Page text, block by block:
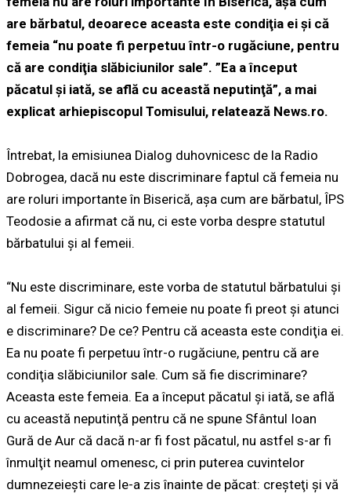
are bărbatul, deoarece aceasta este condiţia ei şi că
femeia “nu poate fi perpetuu într-o rugăciune, pentru
că are condiţia slăbiciunilor sale”. ”Ea a început
păcatul şi iată, se află cu această neputinţă”, a mai
explicat arhiepiscopul Tomisului, relatează News.ro.
Întrebat, la emisiunea Dialog duhovnicesc de la Radio
Dobrogea, dacă nu este discriminare faptul că femeia nu
are roluri importante în Biserică, aşa cum are bărbatul, ÎPS
Teodosie a afirmat că nu, ci este vorba despre statutul
bărbatului şi al femeii.
“Nu este discriminare, este vorba de statutul bărbatului şi
al femeii. Sigur că nicio femeie nu poate fi preot şi atunci
e discriminare? De ce? Pentru că aceasta este condiţia ei.
Ea nu poate fi perpetuu într-o rugăciune, pentru că are
condiţia slăbiciunilor sale. Cum să fie discriminare?
Aceasta este femeia. Ea a început păcatul şi iată, se află
cu această neputinţă pentru că ne spune Sfântul Ioan
Gură de Aur că dacă n-ar fi fost păcatul, nu astfel s-ar fi
înmulţit neamul omenesc, ci prin puterea cuvintelor
dumnezeieşti care le-a zis înainte de păcat: creşteţi şi vă